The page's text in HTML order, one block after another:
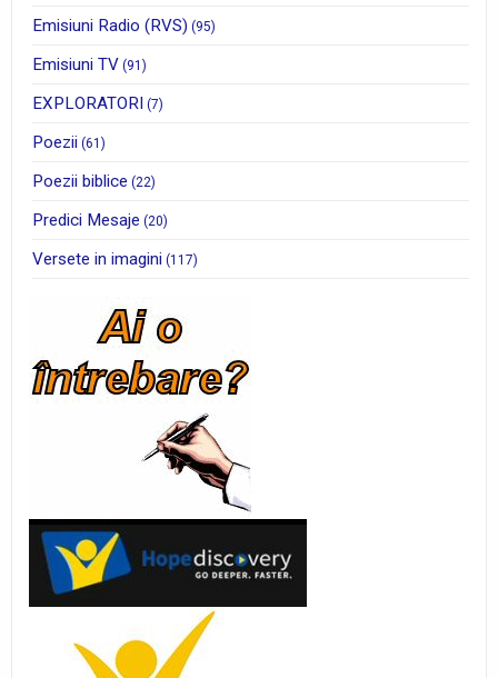
Emisiuni Radio (RVS) (95)
Emisiuni TV (91)
EXPLORATORI (7)
Poezii (61)
Poezii biblice (22)
Predici Mesaje (20)
Versete in imagini (117)